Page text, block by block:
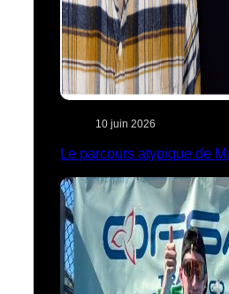
10 juin 2026
Le parcours atypique de